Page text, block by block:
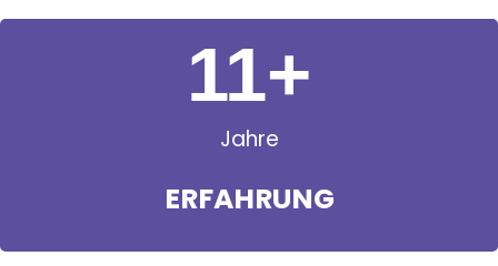
Jahre
ERFAHRUNG
11+